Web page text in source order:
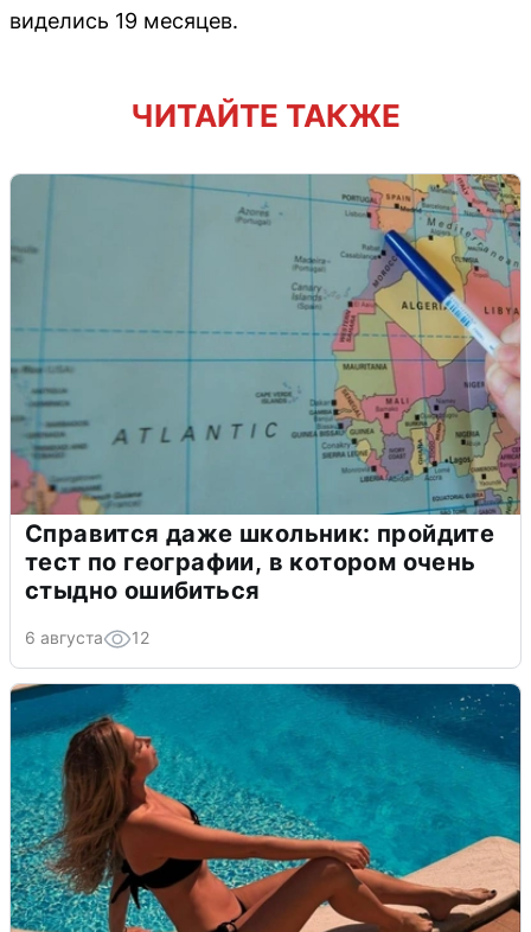
виделись 19 месяцев.
ЧИТАЙТЕ ТАКЖЕ
Справится даже школьник: пройдите
тест по географии, в котором очень
стыдно ошибиться
6 августа 12